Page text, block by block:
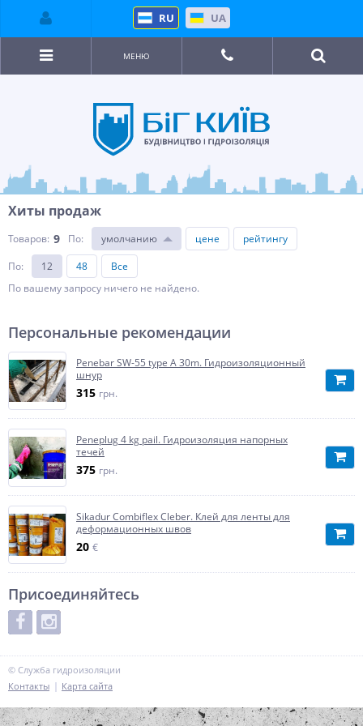
RU UA
МЕНЮ
Хиты продаж
Товаров: 9 По: умолчанию цене
рейтингу
По: 12 48
Все
По вашему запросу ничего не найдено.
Персональные рекомендации
Penebar SW-55 type A 30m. Гидроизоляционный
шнур
315 грн.
Peneplug 4 kg pail. Гидроизоляция напорных
течей
375 грн.
Sikadur Combiflex Cleber. Клей для ленты для
деформационных швов
20 €
Присоединяйтесь
© Служба гидроизоляции
Контакты
Карта сайта